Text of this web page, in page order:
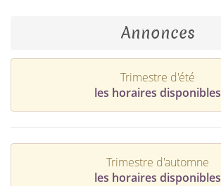
Annonces
Trimestre d'été
les horaires disponibles
Trimestre d'automne
les horaires disponibles